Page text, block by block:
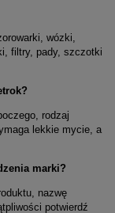
wózki,
filtry, pady, szczotki
rodzaj
lekkie mycie, a
marki?
nazwę
potwierdź